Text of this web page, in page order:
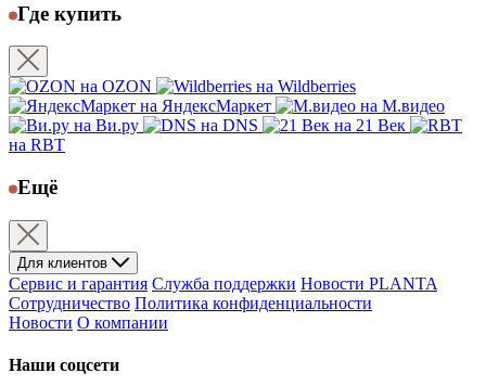
Где купить
на OZON
на Wildberries
на ЯндексМаркет
на М.видео
на Ви.ру
на DNS
на 21 Век
на RBT
Ещё
Для клиентов
Сервис и гарантия Служба поддержки Новости PLANTA
Сотрудничество Политика конфиденциальности
Новости О компании
Наши соцсети